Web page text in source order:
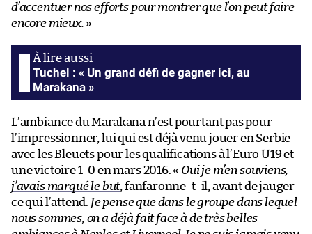
d’accentuer nos efforts pour montrer que l’on peut faire
encore mieux. »
Tuchel : « Un grand défi de gagner ici, au
Marakana »
L’ambiance du Marakana n’est pourtant pas pour
l’impressionner, lui qui est déjà venu jouer en Serbie
avec les Bleuets pour les qualifications à l’Euro U19 et
une victoire 1-0 en mars 2016. « Oui je m’en souviens,
j’avais marqué le but, fanfaronne-t-il, avant de jauger
ce qui l’attend. Je pense que dans le groupe dans lequel
nous sommes, on a déjà fait face à de très belles